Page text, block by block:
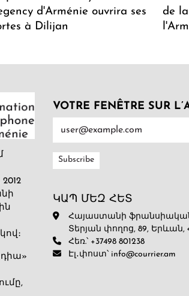
d'Arménie ouvrira ses
à Dilijan
de
VOTRE FENÊTRE SUR
ԿԱՊ ՄԵԶ ՀԵՏ
Հայաստանի
Տերյան փողոց, 89,
Հեռ.՝ +37498 801238
Էլ․փոստ՝ info@courrier.am